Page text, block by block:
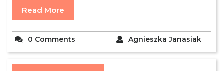
Read More
Agnieszka Janasiak
0 Comments